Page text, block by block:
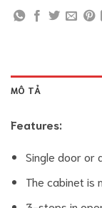
MÔ TẢ
Features:
Single door or
The cabinet is